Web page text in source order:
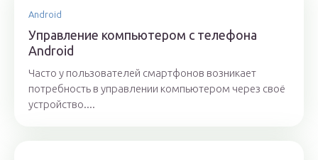
Android
Управление компьютером с телефона
Android
Часто у пользователей смартфонов возникает
потребность в управлении компьютером через своё
устройство....